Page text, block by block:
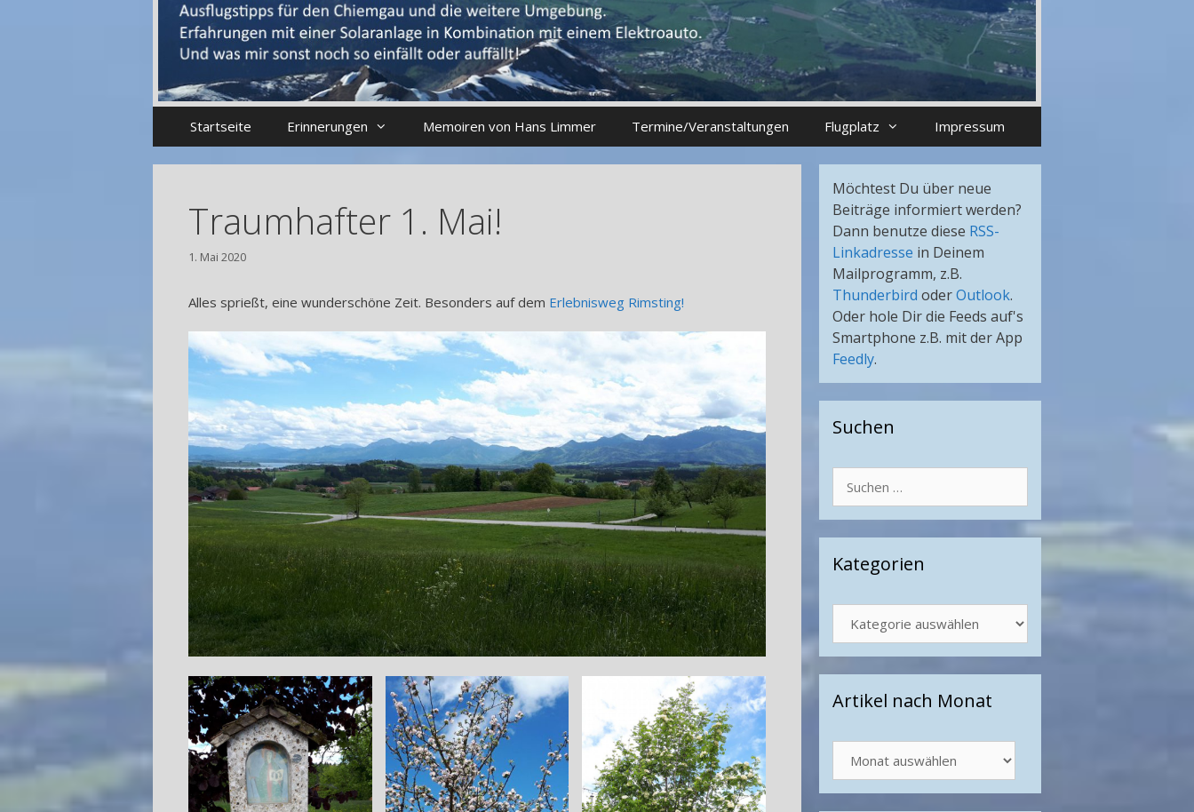
Startseite Erinnerungen Memoiren von Hans Limmer Termine/Veranstaltungen Flugplatz Impressum
Traumhafter 1. Mai!
1. Mai 2020
Alles sprießt, eine wunderschöne Zeit. Besonders auf dem Erlebnisweg Rimsting!
Möchtest Du über neue
Beiträge informiert werden?
Dann benutze diese RSS-
Linkadresse in Deinem
Mailprogramm, z.B.
Thunderbird oderOutlook.
Oder hole Dir die Feeds auf's
Smartphone z.B. mit der App
Feedly.
Suchen
nach:
Kategorien
Artikel nach Monat
nach
Monat